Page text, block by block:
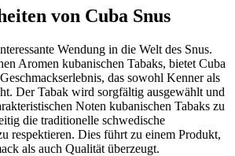
von Cuba Snus
Wendung in die Welt des Snus.
Aromen kubanischen Tabaks, bietet Cuba
das sowohl Kenner als
Der Tabak wird sorgfältig ausgewählt und
Noten kubanischen Tabaks zu
die traditionelle schwedische
respektieren. Dies führt zu einem Produkt,
als auch Qualität überzeugt.